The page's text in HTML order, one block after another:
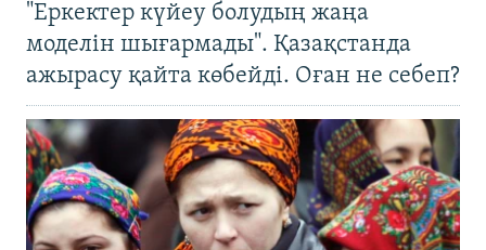
"Еркектер күйеу болудың жаңа
моделін шығармады". Қазақстанда
ажырасу қайта көбейді. Оған не себеп?